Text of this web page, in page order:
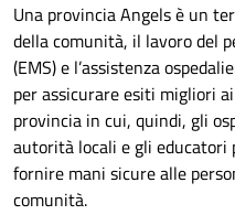
Una provincia Angels è un
della comunità, il lavoro del
(EMS) e l’assistenza
per assicurare esiti migliori
provincia in cui, quindi, gli
autorità locali e gli educatori
fornire mani sicure alle
comunità.